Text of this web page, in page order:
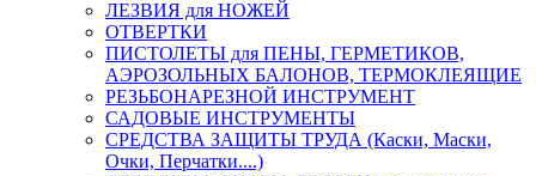
ЛЕЗВИЯ для НОЖЕЙ
ОТВЕРТКИ
ПИСТОЛЕТЫ для ПЕНЫ, ГЕРМЕТИКОВ,
АЭРОЗОЛЬНЫХ БАЛОНОВ, ТЕРМОКЛЕЯЩИЕ
РЕЗЬБОНАРЕЗНОЙ ИНСТРУМЕНТ
САДОВЫЕ ИНСТРУМЕНТЫ
СРЕДСТВА ЗАЩИТЫ ТРУДА (Каски, Маски,
Очки, Перчатки....)